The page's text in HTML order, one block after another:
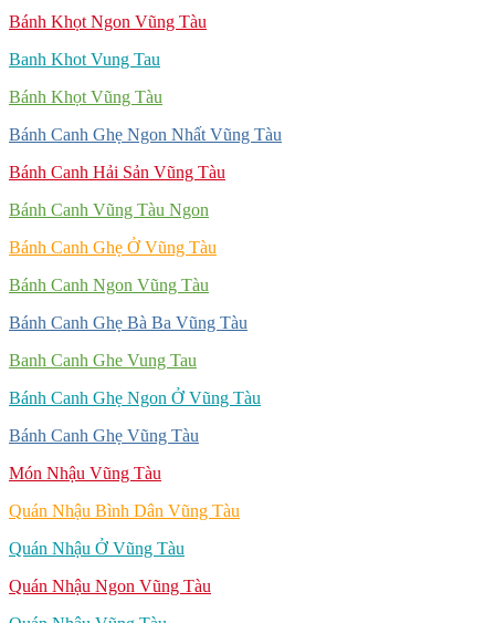
Bánh Khọt Ngon Vũng Tàu
Banh Khot Vung Tau
Bánh Khọt Vũng Tàu
Bánh Canh Ghẹ Ngon Nhất Vũng Tàu
Bánh Canh Hải Sản Vũng Tàu
Bánh Canh Vũng Tàu Ngon
Bánh Canh Ghẹ Ở Vũng Tàu
Bánh Canh Ngon Vũng Tàu
Bánh Canh Ghẹ Bà Ba Vũng Tàu
Banh Canh Ghe Vung Tau
Bánh Canh Ghẹ Ngon Ở Vũng Tàu
Bánh Canh Ghẹ Vũng Tàu
Món Nhậu Vũng Tàu
Quán Nhậu Bình Dân Vũng Tàu
Quán Nhậu Ở Vũng Tàu
Quán Nhậu Ngon Vũng Tàu